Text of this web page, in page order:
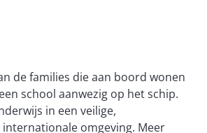
de families die aan boord wonen
school aanwezig op het schip.
in een veilige,
omgeving. Meer